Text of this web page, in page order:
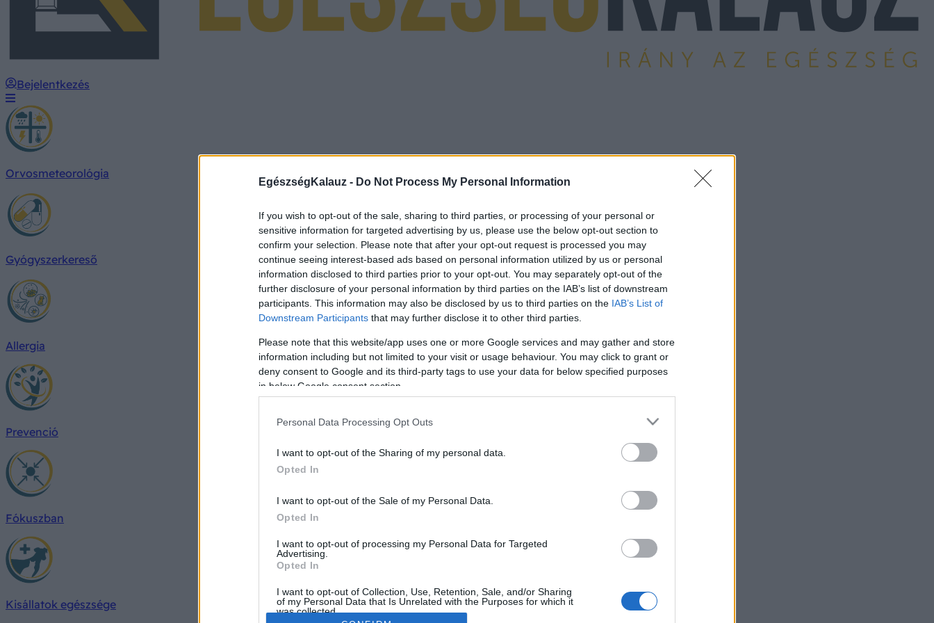
EgészségKalauz - Do Not Process My Personal Information
If you wish to opt-out of the sale, sharing to third parties, or processing of your personal or
sensitive information for targeted advertising by us, please use the below opt-out section to
confirm your selection. Please note that after your opt-out request is processed you may
continue seeing interest-based ads based on personal information utilized by us or personal
information disclosed to third parties prior to your opt-out. You may separately opt-out of the
further disclosure of your personal information by third parties on the IAB’s list of downstream
participants. This information may also be disclosed by us to third parties on the IAB’s List of
Downstream Participants that may further disclose it to other third parties.
Please note that this website/app uses one or more Google services and may gather and store
information including but not limited to your visit or usage behaviour. You may click to grant or
deny consent to Google and its third-party tags to use your data for below specified purposes
in below Google consent section.
Personal Data Processing Opt Outs
I want to opt-out of the Sharing of my personal data.
Opted In
I want to opt-out of the Sale of my Personal Data.
Opted In
I want to opt-out of processing my Personal Data for Targeted
Advertising.
Opted In
I want to opt-out of Collection, Use, Retention, Sale, and/or Sharing
of my Personal Data that Is Unrelated with the Purposes for which it
was collected.
Bejelentkezés
Orvosmeteorológia
Gyógyszerkereső
Allergia
Prevenció
Fókuszban
Kisállatok egészsége